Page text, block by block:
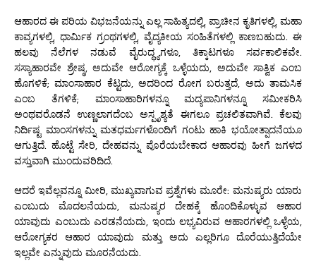
ಆಹಾರದ ಈ ಪರಿಯ ವಿಭಜನೆಯನ್ನು ಎಲ್ಲ ಸಾಹಿತ್ಯದಲ್ಲಿ, ಪ್ರಾಚೀನ ಕೃತಿಗಳಲ್ಲಿ, ಮಹಾ
ಕಾವ್ಯಗಳಲ್ಲಿ, ಧಾರ್ಮಿಕ ಗ್ರಂಥಗಳಲ್ಲಿ, ವೈದ್ಯಕೀಯ ಸಂಹಿತೆಗಳಲ್ಲಿ ಕಾಣಬಹುದು. ಈ
ಹಲವು ನೆಲೆಗಳ ನಡುವೆ ವೈರುದ್ಧ್ಯಗಳೂ, ತಿಕ್ಕಾಟಗಳೂ ಸರ್ವಕಾಲಿಕವೇ.
ಸಸ್ಯಾಹಾರವೇ ಶ್ರೇಷ್ಠ, ಅದುವೇ ಆರೋಗ್ಯಕ್ಕೆ ಒಳ್ಳೆಯದು, ಅದುವೇ ಸಾತ್ವಿಕ ಎಂಬ
ಹೊಗಳಿಕೆ; ಮಾಂಸಾಹಾರ ಕೆಟ್ಟದು, ಅದರಿಂದ ರೋಗ ಬರುತ್ತದೆ, ಅದು ತಾಮಸಿಕ
ಎಂಬ ತೆಗಳಿಕೆ; ಮಾಂಸಾಹಾರಿಗಳನ್ನೂ ಮದ್ಯಪಾನಿಗಳನ್ನೂ ಸಮೀಕರಿಸಿ
ಅಂಥವರೊಡನೆ ಉಣ್ಣಲಾಗದೆಂಬ ಅಸ್ಪೃಶ್ಯತೆ ಈಗಲೂ ಪ್ರಚಲಿತವಾಗಿವೆ. ಕೆಲವು
ನಿರ್ದಿಷ್ಟ ಮಾಂಸಗಳನ್ನು ಮತಧರ್ಮಗಳೊಂದಿಗೆ ಗಂಟು ಹಾಕಿ ಭಯೋತ್ಪಾದನೆಯೂ
ಆಗುತ್ತಿದೆ. ಹೊಟ್ಟೆ ಸೇರಿ, ದೇಹವನ್ನು ಪೊರೆಯಬೇಕಾದ ಆಹಾರವು ಹೀಗೆ ಜಗಳದ
ವಸ್ತುವಾಗಿ ಮುಂದುವರಿದಿದೆ.
ಆದರೆ ಇವೆಲ್ಲವನ್ನೂ ಮೀರಿ, ಮುಖ್ಯವಾಗುವ ಪ್ರಶ್ನೆಗಳು ಮೂರೇ: ಮನುಷ್ಯರು ಯಾರು
ಎಂಬುದು ಮೊದಲನೆಯದು, ಮನುಷ್ಯರ ದೇಹಕ್ಕೆ ಹೊಂದಿಕೊಳ್ಳುವ ಆಹಾರ
ಯಾವುದು ಎಂಬುದು ಎರಡನೆಯದು, ಇಂದು ಲಭ್ಯವಿರುವ ಆಹಾರಗಳಲ್ಲಿ ಒಳ್ಳೆಯ,
ಆರೋಗ್ಯಕರ ಆಹಾರ ಯಾವುದು ಮತ್ತು ಅದು ಎಲ್ಲರಿಗೂ ದೊರೆಯುತ್ತಿದೆಯೇ
ಇಲ್ಲವೇ ಎನ್ನುವುದು ಮೂರನೆಯದು.